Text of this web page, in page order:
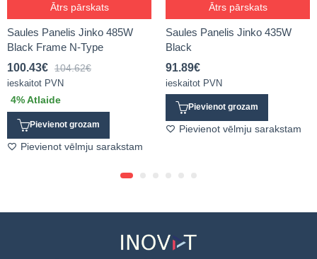
Ātrs pārskats
Saules Panelis Jinko 485W
Black Frame N-Type
100.43€ 104.62€
ieskaitot PVN
4% Atlaide
Pievienot grozam
Pievienot vēlmju sarakstam
Ātrs pārskats
Saules Panelis Jinko 435W
Black
91.89€
ieskaitot PVN
Pievienot grozam
Pievienot vēlmju sarakstam